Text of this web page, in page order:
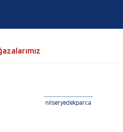
nilseryedekparca